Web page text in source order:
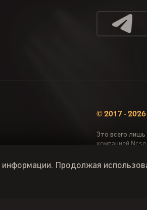
© 2017 -
Это всего
компанией
Продолжая